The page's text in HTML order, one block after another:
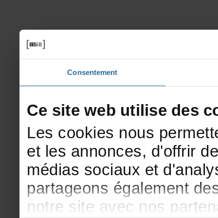
Consentement